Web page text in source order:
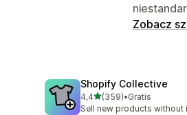
Zobacz
Shopify Collective
4,4na 5 gwiazdek
(359)
Łączna liczba recenzji: 359
•Gratis
Sell new products without